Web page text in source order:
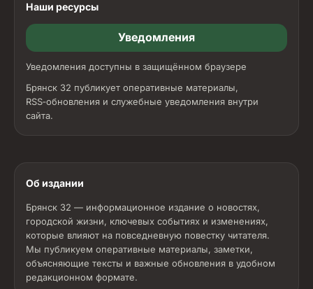
Наши ресурсы
Уведомления
Уведомления доступны в защищённом браузере
Брянск 32 публикует оперативные материалы,
RSS‑обновления и служебные уведомления внутри
сайта.
Об издании
Брянск 32 — информационное издание о новостях,
городской жизни, ключевых событиях и изменениях,
которые влияют на повседневную повестку читателя.
Мы публикуем оперативные материалы, заметки,
объясняющие тексты и важные обновления в удобном
редакционном формате.